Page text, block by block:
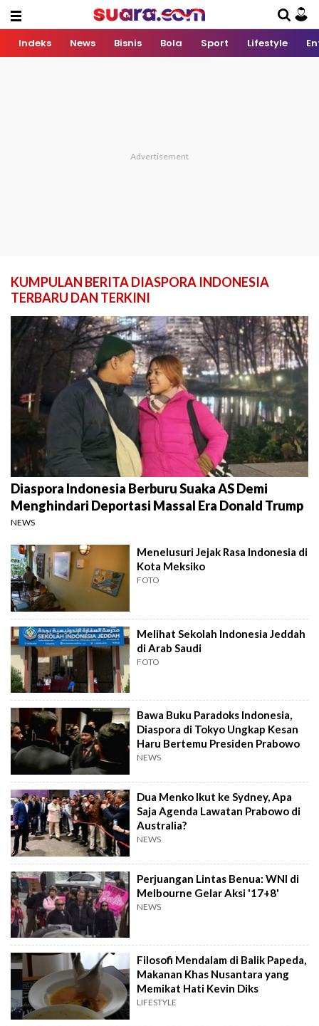
Indeks News Bisnis Bola Sport Lifestyle
KUMPULAN BERITA DIASPORA INDONESIA
TERBARU DAN TERKINI
Diaspora Indonesia Berburu Suaka AS Demi
Menghindari Deportasi Massal Era Donald Trump
NEWS
Menelusuri Jejak Rasa Indonesia di
Kota Meksiko
FOTO
Melihat Sekolah Indonesia Jeddah
di Arab Saudi
FOTO
Bawa Buku Paradoks Indonesia,
Diaspora di Tokyo Ungkap Kesan
Haru Bertemu Presiden Prabowo
NEWS
Dua Menko Ikut ke Sydney, Apa
Saja Agenda Lawatan Prabowo di
Australia?
NEWS
Perjuangan Lintas Benua: WNI di
Melbourne Gelar Aksi '17+8'
NEWS
Filosofi Mendalam di Balik Papeda,
Makanan Khas Nusantara yang
Memikat Hati Kevin Diks
LIFESTYLE